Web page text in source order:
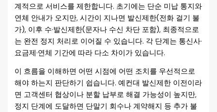
계적으로 서비스를 제한합니다. 초기에는 단순 미납 통지와
연체 안내가 오지만, 시간이 지나면 발신제한(전화 걸기 불
가), 이후 수·발신제한(문자나 수신 차단 포함), 최종적으로
는 완전 정지 처리로 이어질 수 있습니다. 각 단계는 통신사·
요금제·연체 기간에 따라 다소 차이가 있습니다.
이 흐름을 이해하면 어떤 시점에 어떤 조치를 우선적으로
해야 하는지 판단하기 쉽습니다. 예컨대 발신제한 이전이라
면 고객센터 협상이나 분할 납부로 해결 가능성이 높지만,
정지 단계에 도달하면 단말기 회수나 계약해지 등 추가 불